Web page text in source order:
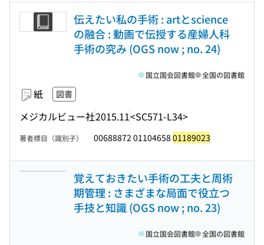
伝えたい私の手術 : artとscience
の融合 : 動画で伝授する産婦人科
手術の究み (OGS now ; no. 24)
紙 図書
メジカルビュー社2015.11<SC571-L34>
国立国会図書館 全国の図書館
著者標目（識別子） 00688872 01104658 01189023
覚えておきたい手術の工夫と周術
期管理 : さまざまな局面で役立つ
手技と知識 (OGS now ; no. 23)
国立国会図書館 全国の図書館